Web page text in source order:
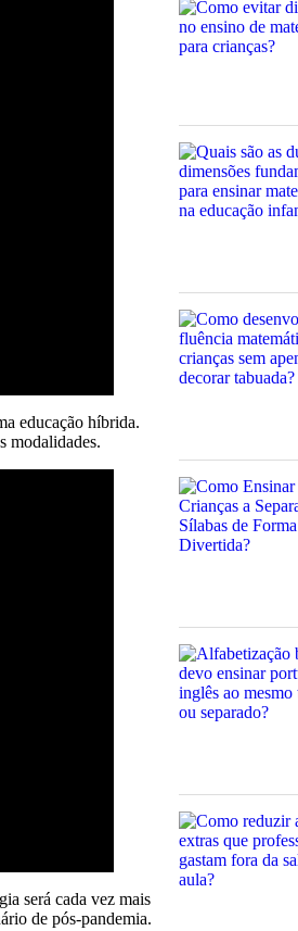
educação híbrida.
modalidades.
será cada vez mais
de pós-pandemia.